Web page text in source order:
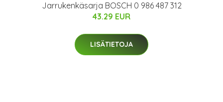
Jarrukenkäsarja BOSCH 0 986 487 312
43.29 EUR
LISÄTIETOJA